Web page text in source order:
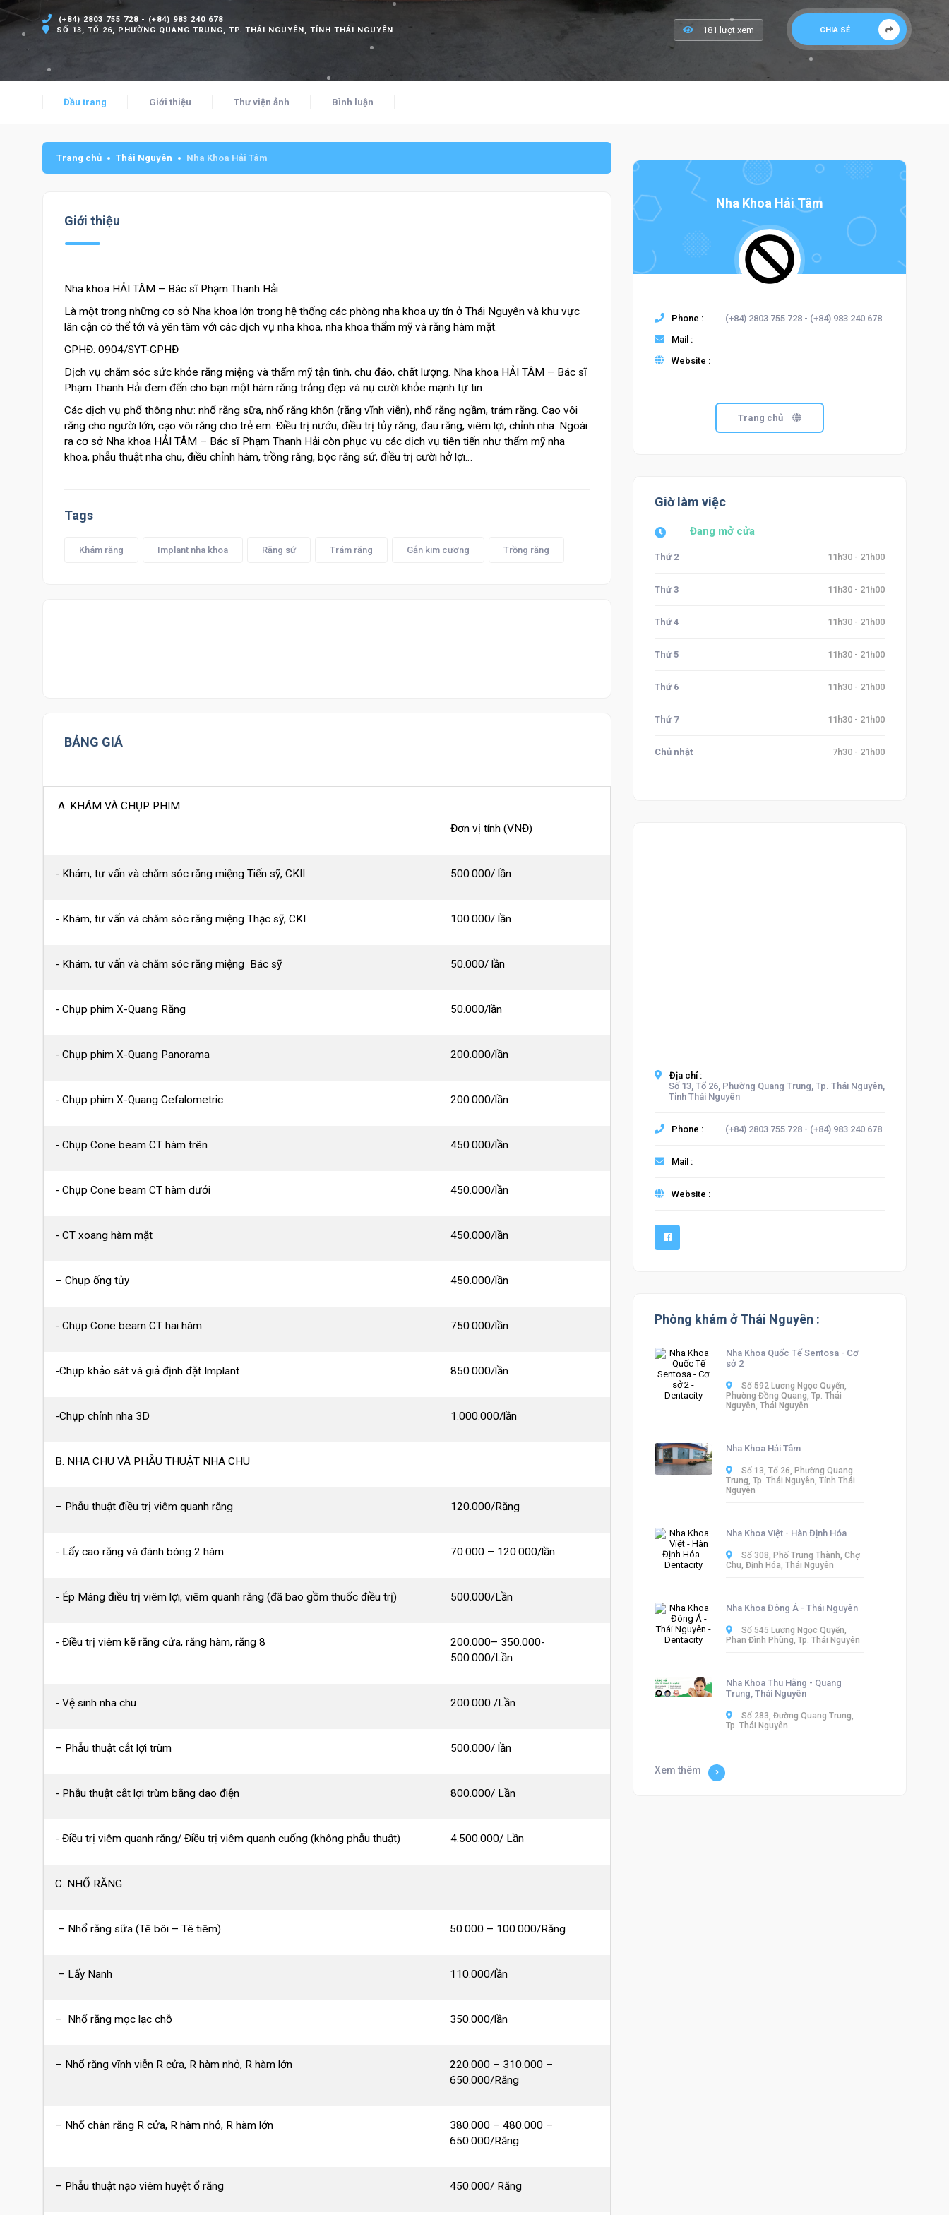
(+84) 2803 755 728 - (+84) 983 240 678
SỐ 13, TỔ 26, PHƯỜNG QUANG TRUNG, TP. THÁI NGUYÊN, TỈNH THÁI NGUYÊN
CHIA SẺ
181 lượt xem
Đầu trang Giới thiệu Thư viện ảnh Bình luận
Trang chủ Thái Nguyên Nha Khoa Hải Tâm
Giới thiệu
Nha khoa HẢI TÂM – Bác sĩ Phạm Thanh Hải
Là một trong những cơ sở Nha khoa lớn trong hệ thống các phòng nha khoa uy tín ở Thái Nguyên và khu vực
lân cận có thể tới và yên tâm với các dịch vụ nha khoa, nha khoa thẩm mỹ và răng hàm mặt.
GPHĐ: 0904/SYT-GPHĐ
Dịch vụ chăm sóc sức khỏe răng miệng và thẩm mỹ tận tình, chu đáo, chất lượng. Nha khoa HẢI TÂM – Bác sĩ
Phạm Thanh Hải đem đến cho bạn một hàm răng trắng đẹp và nụ cười khỏe mạnh tự tin.
Các dịch vụ phổ thông như: nhổ răng sữa, nhổ răng khôn (răng vĩnh viễn), nhổ răng ngầm, trám răng. Cạo vôi
răng cho người lớn, cạo vôi răng cho trẻ em. Điều trị nướu, điều trị tủy răng, đau răng, viêm lợi, chỉnh nha. Ngoài
ra cơ sở Nha khoa HẢI TÂM – Bác sĩ Phạm Thanh Hải còn phục vụ các dịch vụ tiên tiến như thẩm mỹ nha
khoa, phẫu thuật nha chu, điều chỉnh hàm, trồng răng, bọc răng sứ, điều trị cười hở lợi…
Tags
Khám răng Implant nha khoa Răng sứ Trám răng Gắn kim cương Trồng răng
BẢNG GIÁ
A. KHÁM VÀ CHỤP PHIM
Đơn vị tính (VNĐ)
- Khám, tư vấn và chăm sóc răng miệng Tiến sỹ, CKII 500.000/ lần
- Khám, tư vấn và chăm sóc răng miệng Thạc sỹ, CKI 100.000/ lần
- Khám, tư vấn và chăm sóc răng miệng Bác sỹ 50.000/ lần
- Chụp phim X-Quang Răng 50.000/lần
- Chụp phim X-Quang Panorama 200.000/lần
- Chụp phim X-Quang Cefalometric 200.000/lần
- Chụp Cone beam CT hàm trên 450.000/lần
- Chụp Cone beam CT hàm dưới 450.000/lần
- CT xoang hàm mặt 450.000/lần
– Chụp ống tủy 450.000/lần
- Chụp Cone beam CT hai hàm 750.000/lần
-Chụp khảo sát và giả định đặt Implant 850.000/lần
-Chụp chỉnh nha 3D 1.000.000/lần
B. NHA CHU VÀ PHẪU THUẬT NHA CHU
– Phẫu thuật điều trị viêm quanh răng 120.000/Răng
- Lấy cao răng và đánh bóng 2 hàm 70.000 – 120.000/lần
- Ép Máng điều trị viêm lợi, viêm quanh răng (đã bao gồm thuốc điều trị) 500.000/Lần
- Điều trị viêm kẽ răng cửa, răng hàm, răng 8
200.000– 350.000-
500.000/Lần
- Vệ sinh nha chu 200.000 /Lần
– Phẫu thuật cắt lợi trùm 500.000/ lần
- Phẫu thuật cắt lợi trùm bằng dao điện 800.000/ Lần
- Điều trị viêm quanh răng/ Điều trị viêm quanh cuống (không phẫu thuật) 4.500.000/ Lần
C. NHỔ RĂNG
– Nhổ răng sữa (Tê bôi – Tê tiêm) 50.000 – 100.000/Răng
– Lấy Nanh 110.000/lần
– Nhổ răng mọc lạc chỗ 350.000/lần
– Nhổ răng vĩnh viễn R cửa, R hàm nhỏ, R hàm lớn
220.000 – 310.000 –
650.000/Răng
– Nhổ chân răng R cửa, R hàm nhỏ, R hàm lớn
380.000 – 480.000 –
650.000/Răng
– Phẫu thuật nạo viêm huyệt ổ răng 450.000/ Răng
Nha Khoa Hải Tâm
Phone :
(+84) 2803 755 728 - (+84) 983 240 678
Mail :
Website :
Trang chủ
Giờ làm việc
Đang mở cửa
Thứ 2 11h30 - 21h00
Thứ 3 11h30 - 21h00
Thứ 4 11h30 - 21h00
Thứ 5 11h30 - 21h00
Thứ 6 11h30 - 21h00
Thứ 7 11h30 - 21h00
Chủ nhật 7h30 - 21h00
Địa chỉ :
Số 13, Tổ 26, Phường Quang Trung, Tp. Thái Nguyên,
Tỉnh Thái Nguyên
Phone : (+84) 2803 755 728 - (+84) 983 240 678
Mail :
Website :
Phòng khám ở Thái Nguyên :
Nha Khoa Quốc Tế Sentosa - Cơ
sở 2
Số 592 Lương Ngọc Quyến,
Phường Đồng Quang, Tp. Thái
Nguyên, Thái Nguyên
Nha Khoa Hải Tâm
Số 13, Tổ 26, Phường Quang
Trung, Tp. Thái Nguyên, Tỉnh Thái
Nguyên
Nha Khoa Việt - Hàn Định Hóa
Số 308, Phố Trung Thành, Chợ
Chu, Định Hóa, Thái Nguyên
Nha Khoa Đông Á - Thái Nguyên
Số 545 Lương Ngọc Quyến,
Phan Đình Phùng, Tp. Thái Nguyên
Nha Khoa Thu Hằng - Quang
Trung, Thái Nguyên
Số 283, Đường Quang Trung,
Tp. Thái Nguyên
Xem thêm